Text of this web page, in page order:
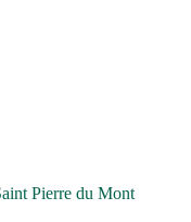
Pierre du Mont